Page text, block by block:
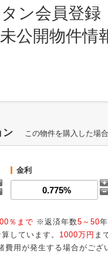
ン会員登録
公開物件情
ン この物件を購入した場
金利
％まで ※返済年数5～50
しています。 1000万円 ま
費用が発生する場合がござ